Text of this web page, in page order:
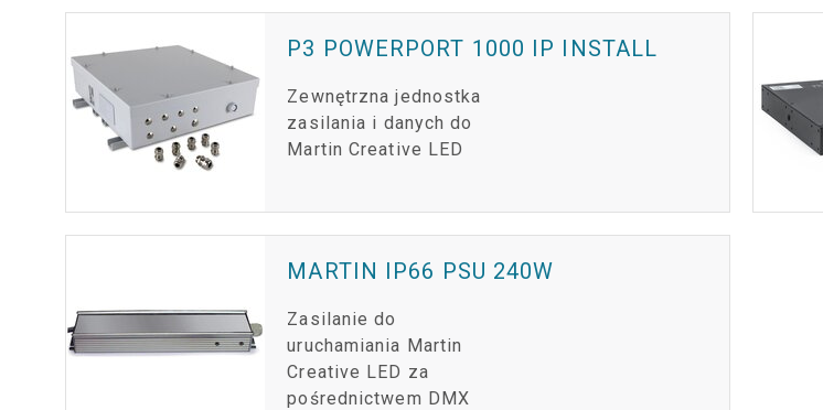
P3 POWERPORT 1000 IP INSTALL
Zewnętrzna jednostka
zasilania i danych do
Martin Creative LED
MARTIN IP66 PSU 240W
Zasilanie do
uruchamiania Martin
Creative LED za
pośrednictwem DMX